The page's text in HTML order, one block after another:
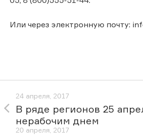
Или через электронную почту:
24 апреля, 2017
В ряде регионов 25
нерабочим днем
20 апреля, 2017